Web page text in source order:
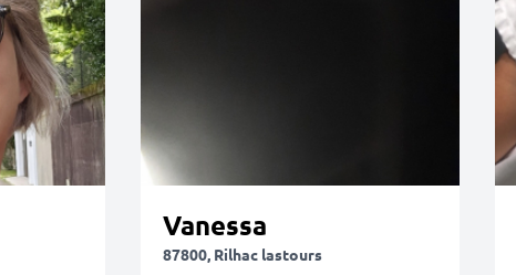
Vanessa
87800, Rilhac lastours